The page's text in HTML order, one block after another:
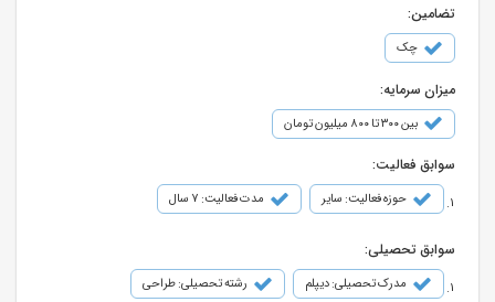
تضامین:
چک
میزان سرمایه:
بین ۳۰۰ تا ۸۰۰ میلیون تومان
سوابق فعالیت:
حوزه فعالیت: سایر مدت فعالیت: 7 سال
سوابق تحصیلی:
مدرک تحصیلی: دیپلم رشته تحصیلی: طراحی